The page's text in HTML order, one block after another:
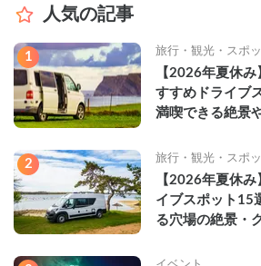
人気の記事
1 旅行・観光・スポ
【2026年夏休
すすめドライブ
満喫できる絶景
2 旅行・観光・スポ
【2026年夏休
イブスポット15
る穴場の絶景・